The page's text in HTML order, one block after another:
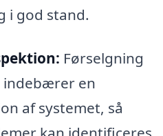
i god stand.
Førselgning
indebærer en
af systemet, så